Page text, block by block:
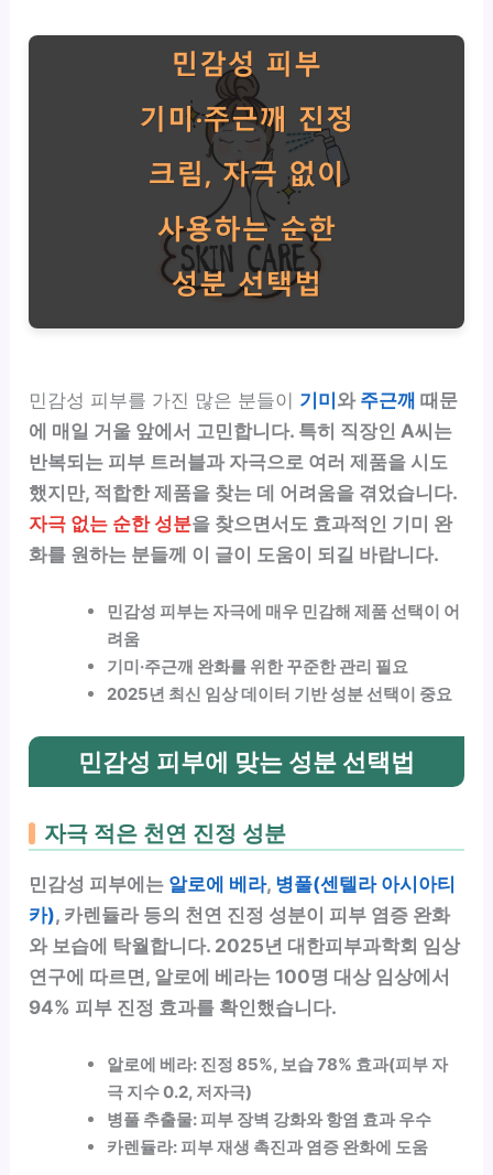
민감성 피부를 가진 많은 분들이 기미와 주근깨 때문
에 매일 거울 앞에서 고민합니다. 특히 직장인 A씨는
반복되는 피부 트러블과 자극으로 여러 제품을 시도
했지만, 적합한 제품을 찾는 데 어려움을 겪었습니다.
자극 없는 순한 성분을 찾으면서도 효과적인 기미 완
화를 원하는 분들께 이 글이 도움이 되길 바랍니다.
민감성 피부는 자극에 매우 민감해 제품 선택이 어
려움
기미·주근깨 완화를 위한 꾸준한 관리 필요
2025년 최신 임상 데이터 기반 성분 선택이 중요
민감성 피부에 맞는 성분 선택법
자극 적은 천연 진정 성분
민감성 피부에는 알로에 베라, 병풀(센텔라 아시아티
카), 카렌듈라 등의 천연 진정 성분이 피부 염증 완화
와 보습에 탁월합니다. 2025년 대한피부과학회 임상
연구에 따르면, 알로에 베라는 100명 대상 임상에서
94% 피부 진정 효과를 확인했습니다.
알로에 베라: 진정 85%, 보습 78% 효과(피부 자
극 지수 0.2, 저자극)
병풀 추출물: 피부 장벽 강화와 항염 효과 우수
카렌듈라: 피부 재생 촉진과 염증 완화에 도움